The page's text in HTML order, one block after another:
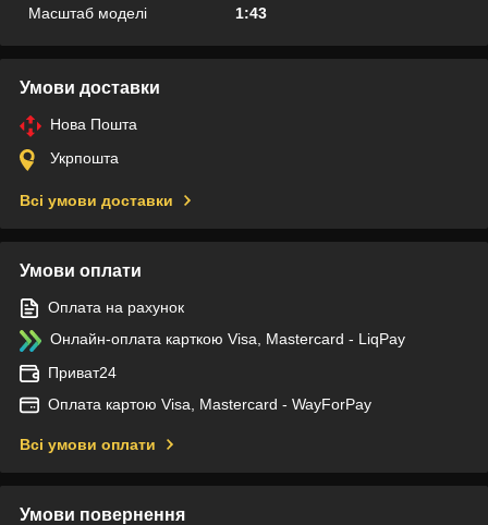
Масштаб моделі
1:43
Умови доставки
Нова Пошта
Укрпошта
Всі умови доставки
Умови оплати
Оплата на рахунок
Онлайн-оплата карткою Visa, Mastercard - LiqPay
Приват24
Оплата картою Visa, Mastercard - WayForPay
Всі умови оплати
Умови повернення